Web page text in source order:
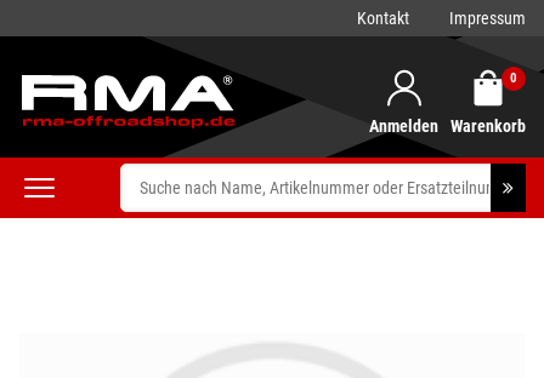
Kontakt Impressum
Anmelden
0
Warenkorb